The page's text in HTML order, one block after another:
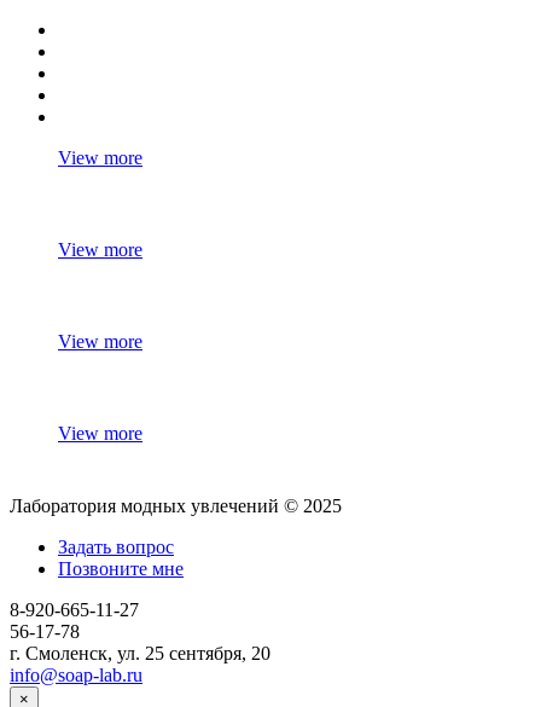
View more
View more
View more
View more
Лаборатория модных увлечений © 2025
Задать вопрос
Позвоните мне
8-920-665-11-27
56-17-78
г. Смоленск, ул. 25 сентября, 20
info@soap-lab.ru
×